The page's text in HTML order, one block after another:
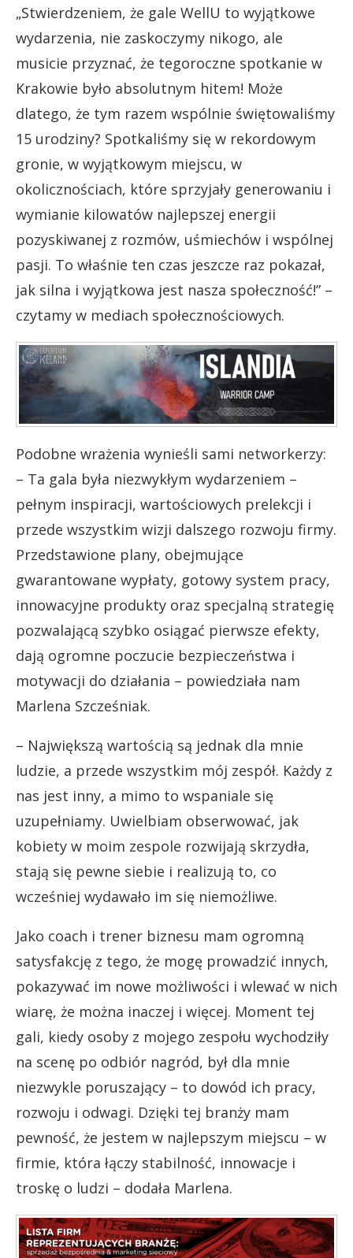
„Stwierdzeniem, że gale WellU to wyjątkowe
wydarzenia, nie zaskoczymy nikogo, ale
musicie przyznać, że tegoroczne spotkanie w
Krakowie było absolutnym hitem! Może
dlatego, że tym razem wspólnie świętowaliśmy
15 urodziny? Spotkaliśmy się w rekordowym
gronie, w wyjątkowym miejscu, w
okolicznościach, które sprzyjały generowaniu i
wymianie kilowatów najlepszej energii
pozyskiwanej z rozmów, uśmiechów i wspólnej
pasji. To właśnie ten czas jeszcze raz pokazał,
jak silna i wyjątkowa jest nasza społeczność!” –
czytamy w mediach społecznościowych.
Podobne wrażenia wynieśli sami networkerzy:
– Ta gala była niezwykłym wydarzeniem –
pełnym inspiracji, wartościowych prelekcji i
przede wszystkim wizji dalszego rozwoju firmy.
Przedstawione plany, obejmujące
gwarantowane wypłaty, gotowy system pracy,
innowacyjne produkty oraz specjalną strategię
pozwalającą szybko osiągać pierwsze efekty,
dają ogromne poczucie bezpieczeństwa i
motywacji do działania – powiedziała nam
Marlena Szcześniak.
– Największą wartością są jednak dla mnie
ludzie, a przede wszystkim mój zespół. Każdy z
nas jest inny, a mimo to wspaniale się
uzupełniamy. Uwielbiam obserwować, jak
kobiety w moim zespole rozwijają skrzydła,
stają się pewne siebie i realizują to, co
wcześniej wydawało im się niemożliwe.
Jako coach i trener biznesu mam ogromną
satysfakcję z tego, że mogę prowadzić innych,
pokazywać im nowe możliwości i wlewać w nich
wiarę, że można inaczej i więcej. Moment tej
gali, kiedy osoby z mojego zespołu wychodziły
na scenę po odbiór nagród, był dla mnie
niezwykle poruszający – to dowód ich pracy,
rozwoju i odwagi. Dzięki tej branży mam
pewność, że jestem w najlepszym miejscu – w
firmie, która łączy stabilność, innowacje i
troskę o ludzi – dodała Marlena.